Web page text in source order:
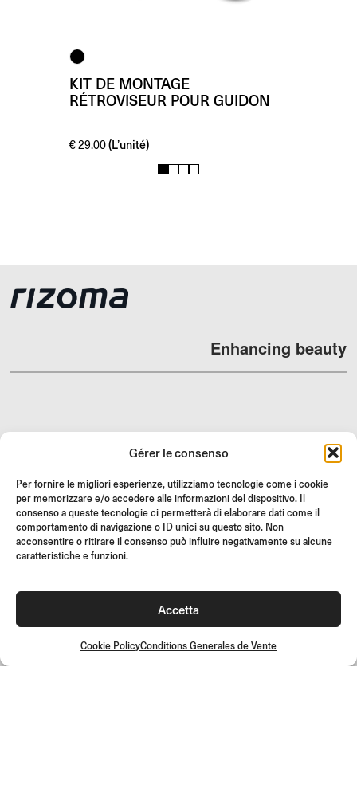
Gérer le consenso
Per fornire le migliori esperienze, utilizziamo tecnologie come i cookie
per memorizzare e/o accedere alle informazioni del dispositivo. Il
consenso a queste tecnologie ci permetterà di elaborare dati come il
comportamento di navigazione o ID unici su questo sito. Non
acconsentire o ritirare il consenso può influire negativamente su alcune
caratteristiche e funzioni.
Accetta
Cookie PolicyConditions Generales de Vente
KIT DE MONTAGE
RÉTROVISEUR POUR GUIDON
€29.00 (L’unité)
1 2 3 4
Enhancing beauty
SUPPORT ET FAQ
RETOURS
INSTRUCTIONS DE MONTAGE
GIFT CARD
OFFRES LIMITÉES
Rejoignez la communauté Rizoma et accédez à des contenus
exclusifs et des offres spéciales !